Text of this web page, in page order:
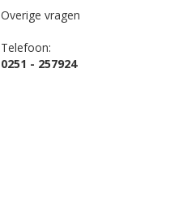
Overige vragen
Telefoon:
0251 - 257924